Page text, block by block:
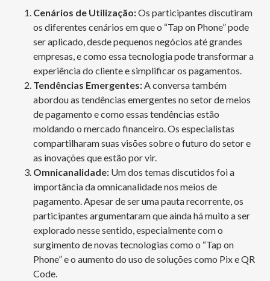
Cenários de Utilização:Os participantes discutiram
os diferentes cenários em que o “Tap on Phone” pode
ser aplicado, desde pequenos negócios até grandes
empresas, e como essa tecnologia pode transformar a
experiência do cliente e simplificar os pagamentos.
Tendências Emergentes: A conversa também
abordou as tendências emergentes no setor de meios
de pagamento e como essas tendências estão
moldando o mercado financeiro. Os especialistas
compartilharam suas visões sobre o futuro do setor e
as inovações que estão por vir.
Omnicanalidade: Um dos temas discutidos foi a
importância da omnicanalidade nos meios de
pagamento. Apesar de ser uma pauta recorrente, os
participantes argumentaram que ainda há muito a ser
explorado nesse sentido, especialmente com o
surgimento de novas tecnologias como o “Tap on
Phone” e o aumento do uso de soluções como Pix e QR
Code.